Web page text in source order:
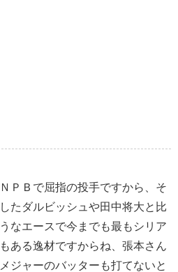
ＰＢで屈指の投手ですから、そ
たダルビッシュや田中将大と比
なエースで今までも最もシリア
ある逸材ですからね、張本さん
ジャーのバッターも打てないと